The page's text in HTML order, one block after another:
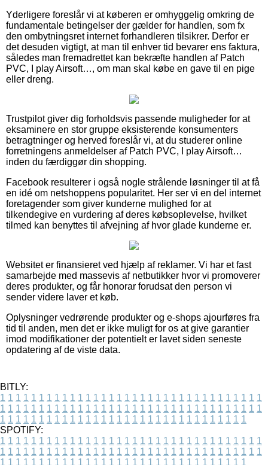
Yderligere foreslår vi at køberen er omhyggelig omkring de
fundamentale betingelser der gælder for handlen, som fx
den ombytningsret internet forhandleren tilsikrer. Derfor er
det desuden vigtigt, at man til enhver tid bevarer ens faktura,
således man fremadrettet kan bekræfte handlen af Patch
PVC, I play Airsoft…, om man skal købe en gave til en pige
eller dreng.
Trustpilot giver dig forholdsvis passende muligheder for at
eksaminere en stor gruppe eksisterende konsumenters
betragtninger og herved foreslår vi, at du studerer online
forretningens anmeldelser af Patch PVC, I play Airsoft…
inden du færdiggør din shopping.
Facebook resulterer i også nogle strålende løsninger til at få
en idé om netshoppens popularitet. Her ser vi en del internet
foretagender som giver kunderne mulighed for at
tilkendegive en vurdering af deres købsoplevelse, hvilket
tilmed kan benyttes til afvejning af hvor glade kunderne er.
Websitet er finansieret ved hjælp af reklamer. Vi har et fast
samarbejde med massevis af netbutikker hvor vi promoverer
deres produkter, og får honorar forudsat den person vi
sender videre laver et køb.
Oplysninger vedrørende produkter og e-shops ajourføres fra
tid til anden, men det er ikke muligt for os at give garantier
imod modifikationer der potentielt er lavet siden seneste
opdatering af de viste data.
BITLY:
1 1 1 1 1 1 1 1 1 1 1 1 1 1 1 1 1 1 1 1 1 1 1 1 1 1 1 1 1 1 1 1 1 1
1 1 1 1 1 1 1 1 1 1 1 1 1 1 1 1 1 1 1 1 1 1 1 1 1 1 1 1 1 1 1 1 1 1
1 1 1 1 1 1 1 1 1 1 1 1 1 1 1 1 1 1 1 1 1 1 1 1 1 1 1 1 1 1 1 1
SPOTIFY:
1 1 1 1 1 1 1 1 1 1 1 1 1 1 1 1 1 1 1 1 1 1 1 1 1 1 1 1 1 1 1 1 1 1
1 1 1 1 1 1 1 1 1 1 1 1 1 1 1 1 1 1 1 1 1 1 1 1 1 1 1 1 1 1 1 1 1 1
1 1 1 1 1 1 1 1 1 1 1 1 1 1 1 1 1 1 1 1 1 1 1 1 1 1 1 1 1 1 1 1